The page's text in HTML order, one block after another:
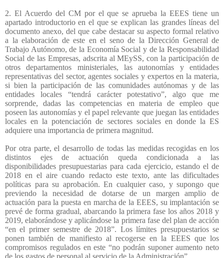
2. El Acuerdo del CM por el que se aprueba la EEES tiene un
apartado introductorio en el que se explican las grandes líneas del
documento anexo, del que cabe destacar su aspecto formal relativo
a la elaboración de este en el seno de la Dirección General de
Trabajo Autónomo, de la Economía Social y de la Responsabilidad
Social de las Empresas, adscrita al MEySS, con la participación de
otros departamentos ministeriales, las autonomías y entidades
representativas del sector, agentes sociales y expertos en la materia,
si bien la participación de las comunidades autónomas y de las
entidades locales “tendrá carácter potestativo”, algo que me
sorprende, dadas las competencias en materia de empleo que
poseen las autonomías y el papel relevante que juegan las entidades
locales en la potenciación de sectores sociales en donde la ES
adquiere una importancia de primera magnitud.
Por otra parte, el desarrollo de todas las medidas recogidas en los
distintos ejes de actuación queda condicionada a las
disponibilidades presupuestarias para cada ejercicio, estando el de
2018 en el aire cuando redacto este texto, ante las dificultades
políticas para su aprobación. En cualquier caso, y supongo que
previendo la necesidad de dotarse de un margen amplio de
actuación para la puesta en marcha de la EEES, su implantación se
prevé de forma gradual, abarcando la primera fase los años 2018 y
2019, elaborándose y aplicándose la primera fase del plan de acción
“en el primer semestre de 2018”. Los límites presupuestarios se
ponen también de manifiesto al recogerse en la EEES que los
compromisos regulados en este “no podrán suponer aumento neto
de los gastos de personal al servicio de la Administración”.